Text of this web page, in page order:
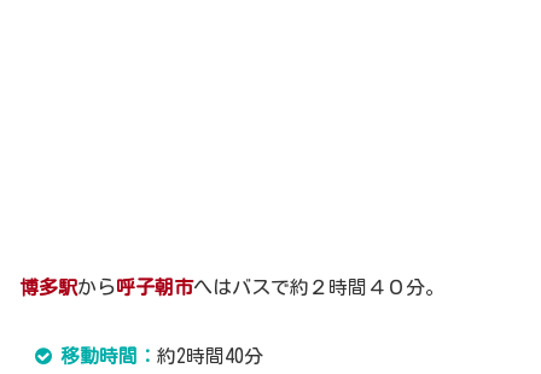
博多駅から呼子朝市へはバスで約２時間４０分。
移動時間： 約2時間40分